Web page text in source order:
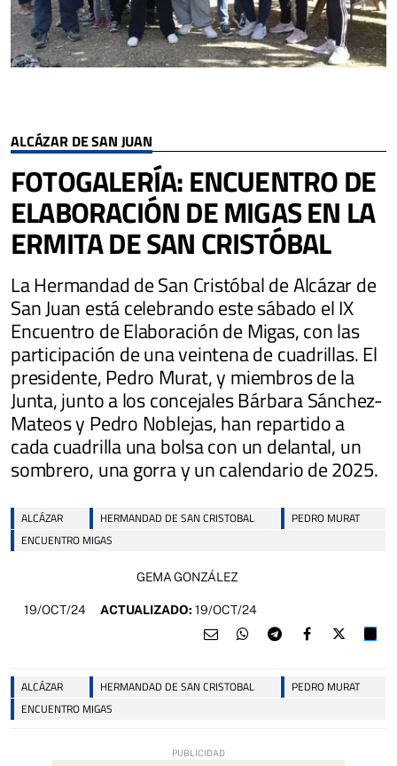
ALCÁZAR DE SAN JUAN
FOTOGALERÍA: ENCUENTRO DE
ELABORACIÓN DE MIGAS EN LA
ERMITA DE SAN CRISTÓBAL
La Hermandad de San Cristóbal de Alcázar de
San Juan está celebrando este sábado el IX
Encuentro de Elaboración de Migas, con las
participación de una veintena de cuadrillas. El
presidente, Pedro Murat, y miembros de la
Junta, junto a los concejales Bárbara Sánchez-
Mateos y Pedro Noblejas, han repartido a
cada cuadrilla una bolsa con un delantal, un
sombrero, una gorra y un calendario de 2025.
ALCÁZAR HERMANDAD DE SAN CRISTOBAL
PEDRO MURAT
ENCUENTRO MIGAS
GEMA GONZÁLEZ
19/OCT/24 ACTUALIZADO: 19/OCT/24
ALCÁZAR HERMANDAD DE SAN CRISTOBAL
PEDRO MURAT
ENCUENTRO MIGAS